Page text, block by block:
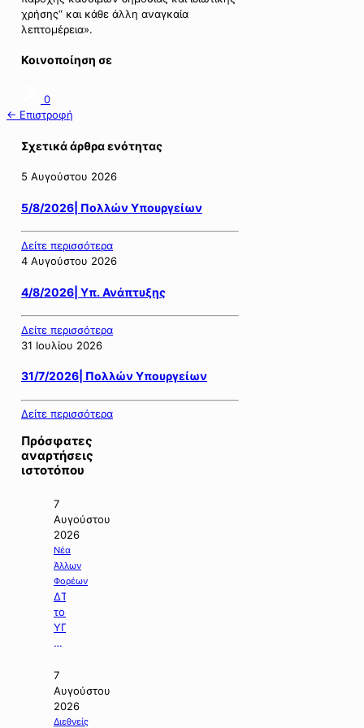
χρήσης“ και κάθε άλλη αναγκαία
λεπτομέρεια».
Κοινοποίηση σε
0
← Επιστροφή
Σχετικά άρθρα ενότητας
5 Αυγούστου 2026
5/8/2026| Πολλών Υπουργείων
Δείτε περισσότερα
4 Αυγούστου 2026
4/8/2026| Υπ. Ανάπτυξης
Δείτε περισσότερα
31 Ιουλίου 2026
31/7/2026| Πολλών Υπουργείων
Δείτε περισσότερα
Πρόσφατες
αναρτήσεις
ιστοτόπου
7
Αυγούστου
2026
Νέα
Άλλων
Φορέων
ΔΤ
του
ΥΠΠΕΝ
με
«Ειδικό
Χωροταξικό
Πλαίσιο
για
7
Αυγούστου
2026
Διεθνείς